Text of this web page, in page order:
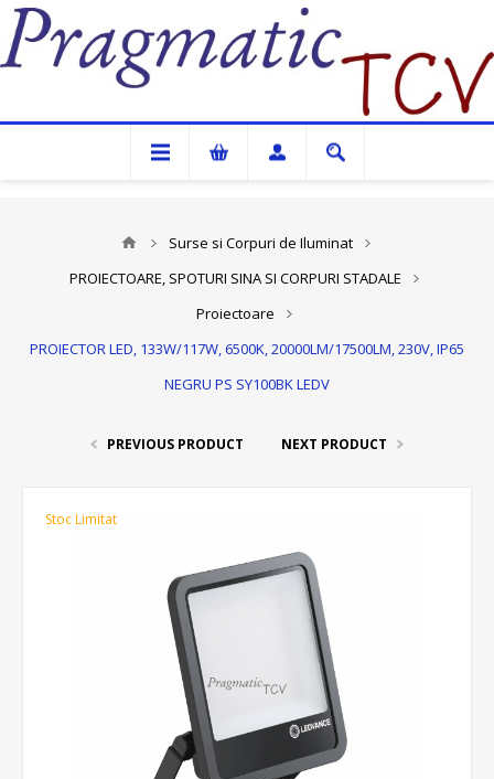
Pragmatic TCV
Surse si Corpuri de Iluminat
PROIECTOARE, SPOTURI SINA SI CORPURI STADALE
Proiectoare
PROIECTOR LED, 133W/117W, 6500K, 20000LM/17500LM, 230V, IP65
NEGRU PS SY100BK LEDV
PREVIOUS PRODUCT NEXT PRODUCT
Stoc Limitat